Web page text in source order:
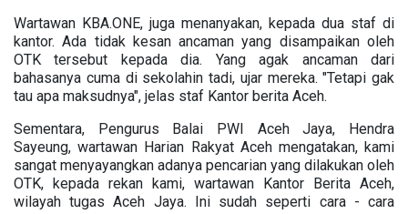
Wartawan KBA.ONE, juga menanyakan, kepada dua staf di
kantor. Ada tidak kesan ancaman yang disampaikan oleh
OTK tersebut kepada dia. Yang agak ancaman dari
bahasanya cuma di sekolahin tadi, ujar mereka. "Tetapi gak
tau apa maksudnya", jelas staf Kantor berita Aceh.
Sementara, Pengurus Balai PWI Aceh Jaya, Hendra
Sayeung, wartawan Harian Rakyat Aceh mengatakan, kami
sangat menyayangkan adanya pencarian yang dilakukan oleh
OTK, kepada rekan kami, wartawan Kantor Berita Aceh,
wilayah tugas Aceh Jaya. Ini sudah seperti cara - cara